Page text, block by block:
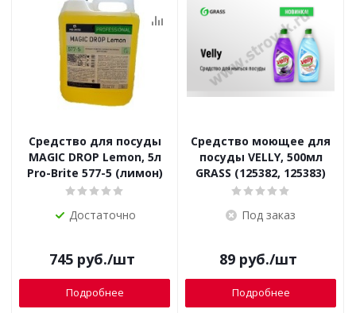
Средство для посуды
MAGIC DROP Lemon, 5л
Pro-Brite 577-5 (лимон)
Достаточно
745руб./шт
Подробнее
Средство моющее для
посуды VELLY, 500мл
GRASS (125382, 125383)
Под заказ
89руб./шт
Подробнее